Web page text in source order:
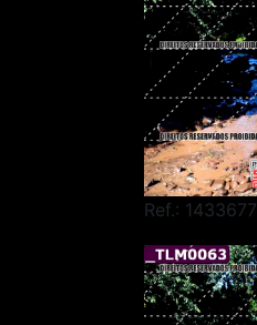
Ref.: 1433677